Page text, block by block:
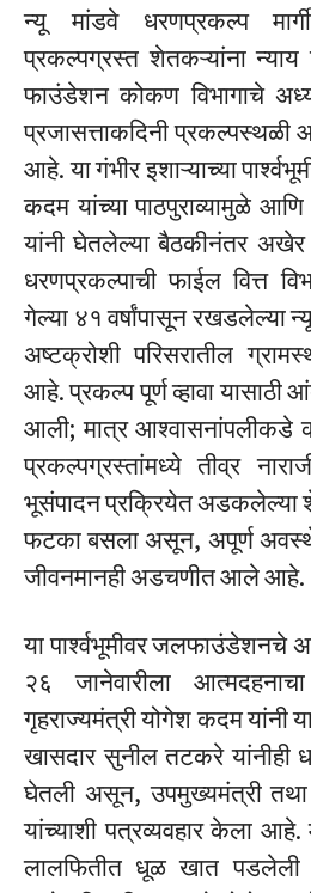
न्यू मांडवे धरणप्रकल्प
प्रकल्पग्रस्त शेतकऱ्यांना
फाउंडेशन कोकण विभागाचे
प्रजासत्ताकदिनी प्रकल्पस्थळी
आहे. या गंभीर इशाऱ्याच्या
कदम यांच्या पाठपुराव्यामुळे
यांनी घेतलेल्या बैठकीनंतर
धरणप्रकल्पाची फाईल वित्त
गेल्या ४१ वर्षांपासून रखडलेल्या
अष्टक्रोशी परिसरातील
आहे. प्रकल्प पूर्ण व्हावा यासाठी
आली; मात्र आश्वासनांपलीकडे
प्रकल्पग्रस्तांमध्ये तीव्र
भूसंपादन प्रक्रियेत अडकलेल्या
फटका बसला असून, अपूर्ण
जीवनमानही अडचणीत आले आहे.
या पार्श्वभूमीवर जलफाउंडेशनचे
२६ जानेवारीला
गृहराज्यमंत्री योगेश कदम यांनी
खासदार सुनील तटकरे यांनीही
घेतली असून, उपमुख्यमंत्री तथा
यांच्याशी पत्रव्यवहार केला आहे.
लालफितीत धूळ खात पडलेली